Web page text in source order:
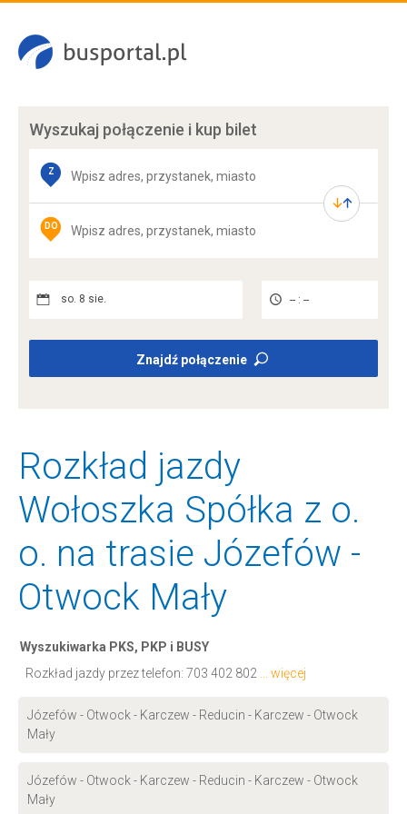
Wyszukaj połączenie i kup bilet
Z
DO
so. 8 sie. -- : --
Znajdź połączenie
Rozkład jazdy
Wołoszka Spółka z o.
o. na trasie Józefów -
Otwock Mały
Wyszukiwarka PKS, PKP i BUSY
Rozkład jazdy przez telefon: 703 402 802 ... więcej
Józefów - Otwock - Karczew - Reducin - Karczew - Otwock
Mały
Józefów - Otwock - Karczew - Reducin - Karczew - Otwock
Mały